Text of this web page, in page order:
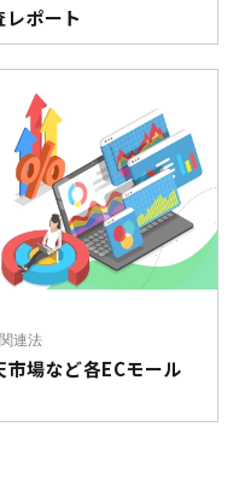
ポート
連法
場など各ECモール